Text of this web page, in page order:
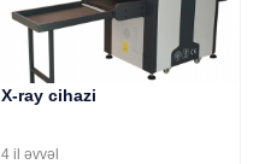
X-ray cihazi
4 il əvvəl